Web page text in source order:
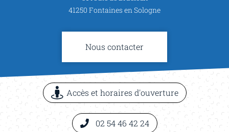
compte
Facebook
compte
Instagram
41250 Fontaines en Sologne
Nous contacter
Accès et horaires d'ouverture
02 54 46 42 24